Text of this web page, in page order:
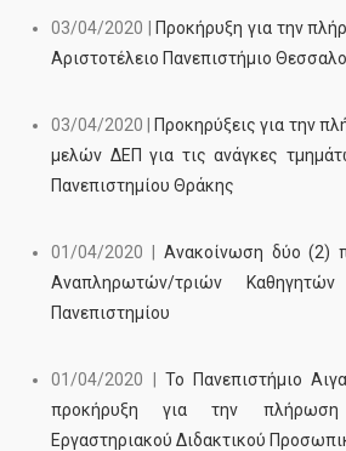
03/04/2020 |
Προκήρυξη για την
Αριστοτέλειο Πανεπιστήμιο
03/04/2020 | Προκηρύξεις για την
μελών ΔΕΠ για τις ανάγκες
Πανεπιστημίου Θράκης
01/04/2020 | Ανακοίνωση δύο (2)
Αναπληρωτών/τριών
Πανεπιστηµίου
01/04/2020 | Το Πανεπιστήμιο
προκήρυξη για την
Εργαστηριακού Διδακτικού